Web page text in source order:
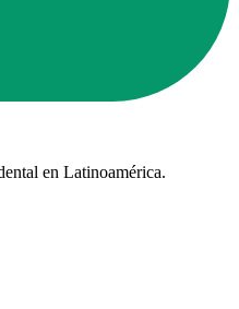
en Latinoamérica.